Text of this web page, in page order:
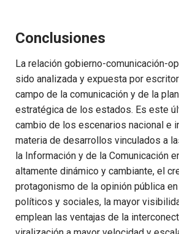
Conclusiones
La relación gobierno-comunicación-
sido analizada y expuesta por
campo de la comunicación y de la
estratégica de los estados. Es este
cambio de los escenarios nacional e
materia de desarrollos vinculados a
la Información y de la Comunicación
altamente dinámico y cambiante, el
protagonismo de la opinión pública
políticos y sociales, la mayor
emplean las ventajas de la